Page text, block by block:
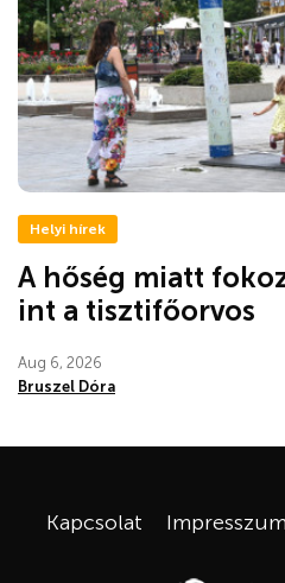
Helyi hírek
A hőség miatt
int a tisztifőorvos
Aug 6, 2026
Bruszel Dóra
Kapcsolat Impresszum